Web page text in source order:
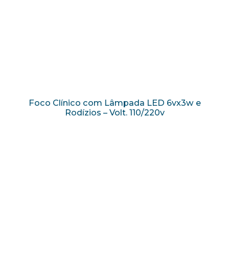
Foco Clínico com Lâmpada LED 6vx3w e
Rodízios – Volt. 110/220v